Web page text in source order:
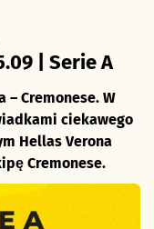
| Serie A
– Cremonese. W
ciekawego
Hellas Verona
Cremonese.